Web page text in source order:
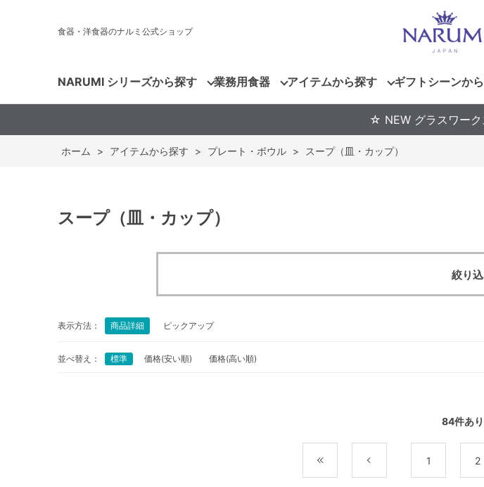
食器・洋食器のナルミ公式ショップ
NARUMI シリーズから探す 業務用食器 アイテムから探す ギフトシーンか
☆ NEW グラスワー
ホーム > アイテムから探す > プレート・ボウル > スープ（皿・カップ）
スープ（皿・カップ）
絞り
表示方法： 商品詳細 ピックアップ
並べ替え： 標準 価格(安い順) 価格(高い順)
84件あ
1 2